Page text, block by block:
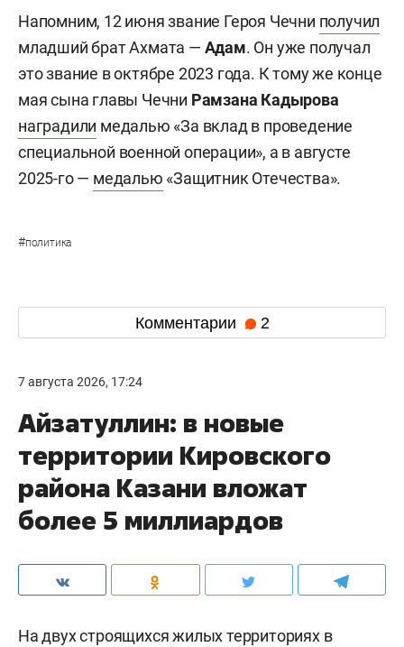
Напомним, 12 июня звание Героя Чечни получил
младший брат Ахмата — Адам. Он уже получал
это звание в октябре 2023 года. К тому же конце
мая сына главы Чечни Рамзана Кадырова
наградили медалью «За вклад в проведение
специальной военной операции», а в августе
2025-го — медалью «Защитник Отечества».
#политика
Комментарии 2
7 августа 2026, 17:24
Айзатуллин: в новые
территории Кировского
района Казани вложат
более 5 миллиардов
На двух строящихся жилых территориях в